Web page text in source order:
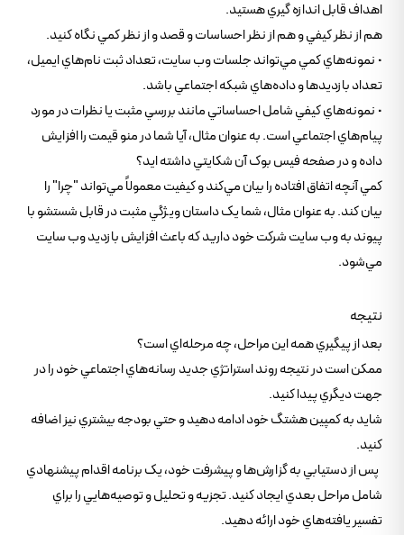
اهداف قابل اندازه گيري هستيد.
هم از نظر کيفي و هم از نظر احساسات و قصد و از نظر کمي نگاه کنيد.
• نمونه‌هاي کمي مي‌تواند جلسات وب سايت، تعداد ثبت نام‌هاي ايميل،
تعداد بازديدها و داده‌هاي شبکه اجتماعي باشد.
• نمونه‌هاي کيفي شامل احساساتي مانند بررسي مثبت يا نظرات در مورد
پيام‌هاي اجتماعي است. به عنوان مثال، آيا شما در منو قيمت را افزايش
داده و در صفحه فيس بوک آن شکايتي داشته ايد؟
کمي آنچه اتفاق افتاده را بيان مي‌کند و کيفيت معمولاً مي‌تواند "چرا" را
بيان کند. به عنوان مثال، شما يک داستان ويژگي مثبت در قابل شستشو با
پيوند به وب سايت شرکت خود داريد که باعث افزايش بازديد وب سايت
مي‌شود.
نتيجه
بعد از پيگيري همه اين مراحل، چه مرحله‌اي است؟
ممکن است در نتيجه روند استراتژي جديد رسانه‌هاي اجتماعي خود را در
جهت ديگري پيدا کنيد.
شايد به کمپين هشتگ خود ادامه دهيد و حتي بودجه بيشتري نيز اضافه
کنيد.
پس از دستيابي به گزارش‌ها و پيشرفت خود، يک برنامه اقدام پيشنهادي
شامل مراحل بعدي ايجاد کنيد. تجزيه و تحليل و توصيه‌هايي را براي
تفسير يافته‌هاي خود ارائه دهيد.